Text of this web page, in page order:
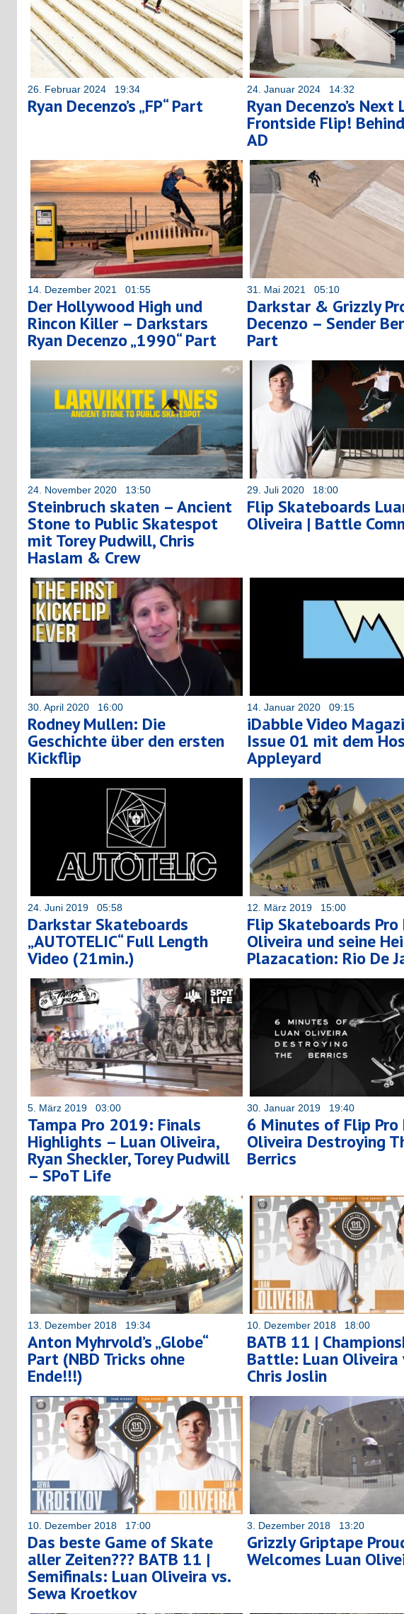
26. Februar 2024 19:34
Ryan Decenzo’s „FP“ Part
24. Januar 2024 14:32
Ryan Decenzo’s Next
Frontside Flip!
AD
14. Dezember 2021 01:55
Der Hollywood High und
Rincon Killer – Darkstars
Ryan Decenzo „1990“ Part
31. Mai 2021 05:10
Darkstar & Grizzly
Decenzo – Sender
Part
24. November 2020 13:50
Steinbruch skaten – Ancient
Stone to Public Skatespot
mit Torey Pudwill, Chris
Haslam & Crew
29. Juli 2020 18:00
Flip Skateboards
Oliveira | Battle
30. April 2020 16:00
Rodney Mullen: Die
Geschichte über den ersten
Kickflip
14. Januar 2020 09:15
iDabble Video
Issue 01 mit dem
Appleyard
24. Juni 2019 05:58
Darkstar Skateboards
„AUTOTELIC“ Full Length
Video (21min.)
12. März 2019 15:00
Flip Skateboards Pro
Oliveira und seine
Plazacation: Rio De
5. März 2019 03:00
Tampa Pro 2019: Finals
Highlights – Luan Oliveira,
Ryan Sheckler, Torey Pudwill
– SPoT Life
30. Januar 2019 19:40
6 Minutes of Flip Pro
Oliveira Destroying
Berrics
13. Dezember 2018 19:34
Anton Myhrvold’s „Globe“
Part (NBD Tricks ohne
Ende!!!)
10. Dezember 2018 18:00
BATB 11 |
Battle: Luan Oliveira
Chris Joslin
10. Dezember 2018 17:00
Das beste Game of Skate
aller Zeiten??? BATB 11 |
Semifinals: Luan Oliveira vs.
Sewa Kroetkov
3. Dezember 2018 13:20
Grizzly Griptape
Welcomes Luan